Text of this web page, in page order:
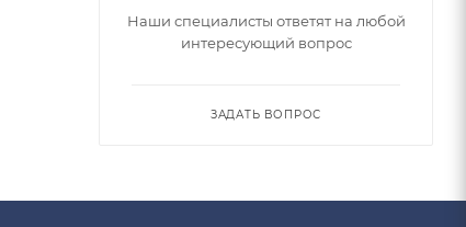
Наши специалисты ответят на любой
интересующий вопрос
ЗАДАТЬ ВОПРОС